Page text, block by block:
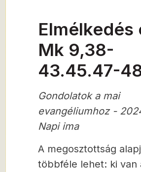
Elmélkedés
Mk 9,38-
43.45.47-
Gondolatok a mai
evangéliumhoz -
Napi ima
A megosztottság
többféle lehet: ki van